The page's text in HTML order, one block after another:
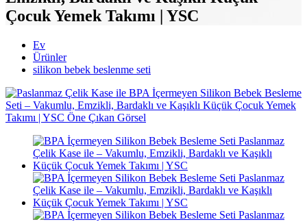
Çocuk Yemek Takımı | YSC
Ev
Ürünler
silikon bebek beslenme seti